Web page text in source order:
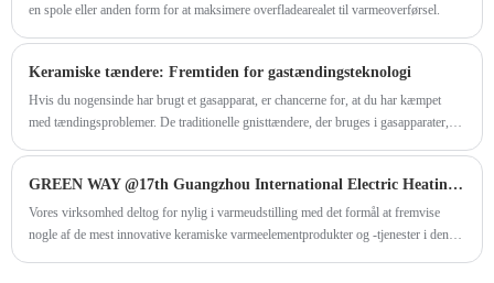
en spole eller anden form for at maksimere overfladearealet til varmeoverførsel.
Keramiske tændere: Fremtiden for gastændingsteknologi
Hvis du nogensinde har brugt et gasapparat, er chancerne for, at du har kæmpet
med tændingsproblemer. De traditionelle gnisttændere, der bruges i gasapparater,
spil, der lover at gøre gasantændelse jævnere og mindre hovedpine.
GREEN WAY @17th Guangzhou International Electric Heating Technology & Equipment Exhibition 2023
Vores virksomhed deltog for nylig i varmeudstilling med det formål at fremvise
nogle af de mest innovative keramiske varmeelementprodukter og -tjenester i denne